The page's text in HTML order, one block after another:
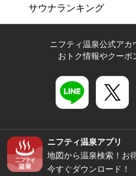
サウナランキング
ニフティ温泉公式アカ
おトク情報やクーポ
ニフティ温泉アプリ
地図から温泉検索！お
今すぐダウンロード！